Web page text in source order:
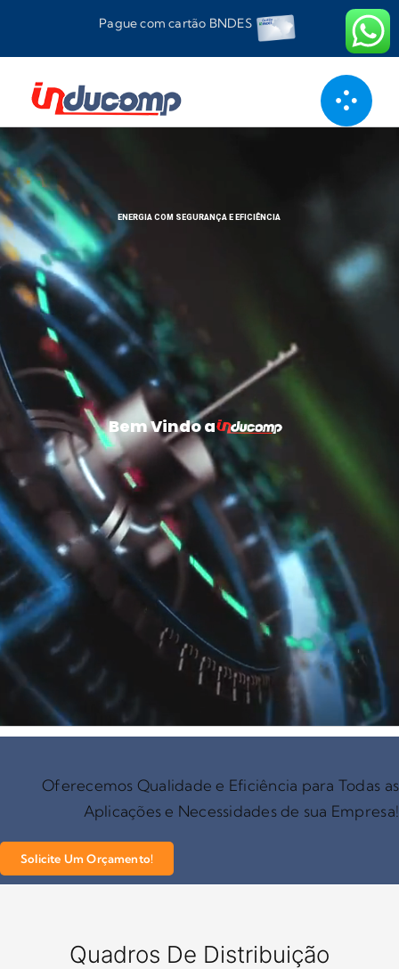
conteúdo
Pague com cartão BNDES
Bem Vindo a
ENERGIA COM SEGURANÇA E EFICIÊNCIA
Oferecemos Qualidade e Eficiência para Todas as
Aplicações e Necessidades de sua Empresa!
Solicite Um Orçamento!
Quadros De Distribuição